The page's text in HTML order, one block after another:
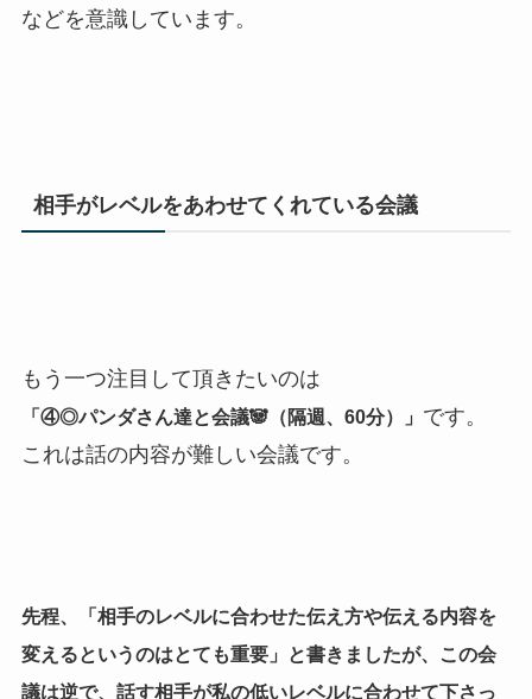
などを意識しています。
相手がレベルをあわせてくれている会議
もう一つ注目して頂きたいのは
「④◎パンダさん達と会議🐼（隔週、60分）」 です。
これは話の内容が難しい会議です。
先程、「相手のレベルに合わせた伝え方や伝える内容を
変えるというのはとても重要」と書きましたが、この会
議は逆で、話す相手が私の低いレベルに合わせて下さっ